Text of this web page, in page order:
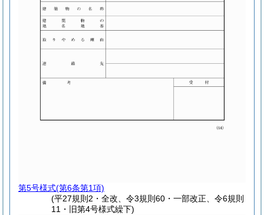
第5号様式(第6条第1項)
(平27規則2・全改、令3規則60・一部改正、令6規則
11・旧第4号様式繰下)